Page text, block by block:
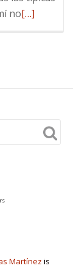
noLeer
[…]
Martínez is